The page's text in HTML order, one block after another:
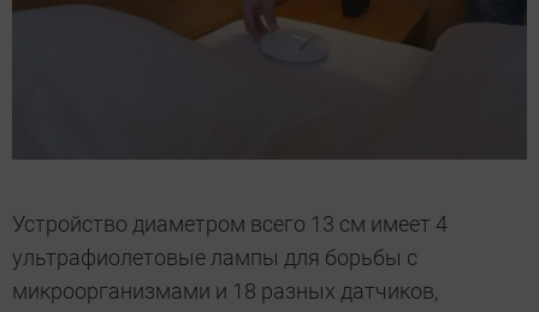
Устройство диаметром всего 13 см имеет 4
ультрафиолетовые лампы для борьбы с
микроорганизмами и 18 разных датчиков,